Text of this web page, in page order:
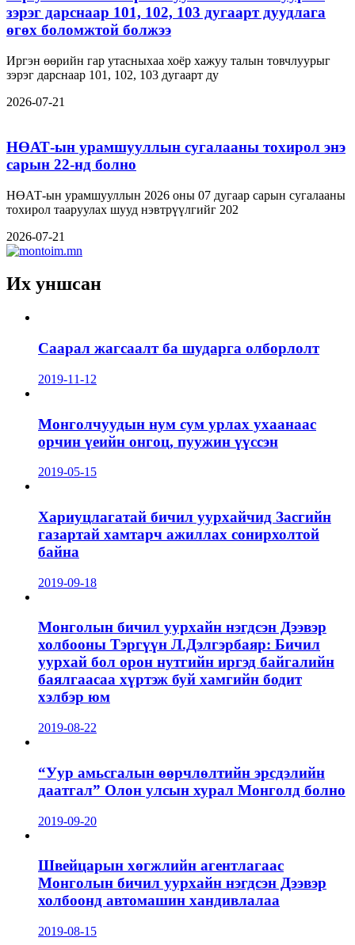
зэрэг дарснаар 101, 102, 103 дугаарт дуудлага
өгөх боломжтой болжээ
Иргэн өөрийн гар утасныхаа хоёр хажуу талын товчлуурыг
зэрэг дарснаар 101, 102, 103 дугаарт ду
2026-07-21
НӨАТ-ын урамшууллын сугалааны тохирол энэ
сарын 22-нд болно
НӨАТ-ын урамшууллын 2026 оны 07 дугаар сарын сугалааны
тохирол тааруулах шууд нэвтрүүлгийг 202
2026-07-21
Их уншсан
Саарал жагсаалт ба шударга олборлолт
2019-11-12
Монголчуудын нум сум урлах ухаанаас
орчин үеийн онгоц, пуужин үүссэн
2019-05-15
Хариуцлагатай бичил уурхайчид Засгийн
газартай хамтарч ажиллах сонирхолтой
байна
2019-09-18
Монголын бичил уурхайн нэгдсэн Дээвэр
холбооны Тэргүүн Л.Дэлгэрбаяр: Бичил
уурхай бол орон нутгийн иргэд байгалийн
баялгаасаа хүртэж буй хамгийн бодит
хэлбэр юм
2019-08-22
“Уур амьсгалын өөрчлөлтийн эрсдэлийн
даатгал” Олон улсын хурал Монголд болно
2019-09-20
Швейцарын хөгжлийн агентлагаас
Монголын бичил уурхайн нэгдсэн Дээвэр
холбоонд автомашин хандивлалаа
2019-08-15